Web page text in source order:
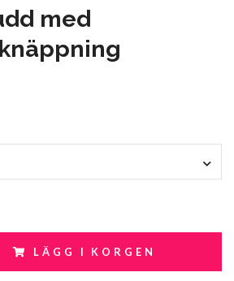
med
LÄGG I KORGEN